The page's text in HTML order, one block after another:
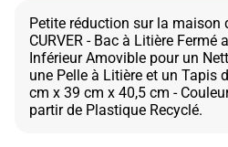
Petite réduction sur la maison
CURVER - Bac à Litière Fermé
Inférieur Amovible pour un
une Pelle à Litière et un Tapis
cm x 39 cm x 40,5 cm -